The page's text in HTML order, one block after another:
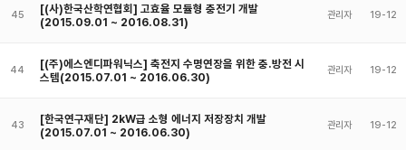
45
[(사)한국산학연협회] 고효율 모듈형 충전기 개발
(2015.09.01 ~ 2016.08.31)
관리자 19-12
44
[(주)에스엔디파워닉스] 축전지 수명연장을 위한 충.방전 시
스템(2015.07.01 ~ 2016.06.30)
관리자 19-12
43
[한국연구재단] 2kW급 소형 에너지 저장장치 개발
(2015.07.01 ~ 2016.06.30)
관리자 19-12